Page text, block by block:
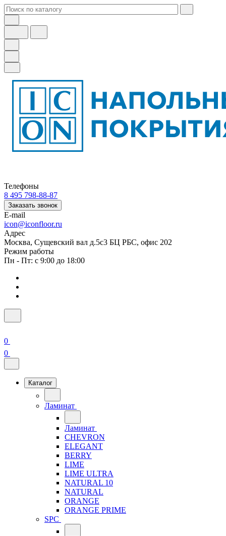
Телефоны
8 495 798-88-87
Заказать звонок
E-mail
icon@iconfloor.ru
Адрес
Москва, Сущевский вал д.5с3 БЦ РБС, офис 202
Режим работы
Пн - Пт: с 9:00 до 18:00
0
0
Каталог
Ламинат
Ламинат
CHEVRON
ELEGANT
BERRY
LIME
LIME ULTRA
NATURAL 10
NATURAL
ORANGE
ORANGE PRIME
SPC